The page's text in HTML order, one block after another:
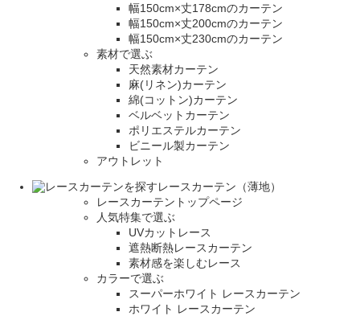
幅150cm×丈178cmのカーテン
幅150cm×丈200cmのカーテン
幅150cm×丈230cmのカーテン
素材で選ぶ
天然素材カーテン
麻(リネン)カーテン
綿(コットン)カーテン
ベルベットカーテン
ポリエステルカーテン
ビニール製カーテン
アウトレット
レースカーテン（薄地）
レースカーテントップページ
人気特集で選ぶ
UVカットレース
遮熱断熱レースカーテン
素材感を楽しむレース
カラーで選ぶ
スーパーホワイト レースカーテン
ホワイト レースカーテン